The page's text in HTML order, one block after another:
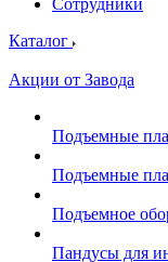
Сотрудники
Каталог
Акции от Завода
Подъемные
Подъемные
Подъемное
Пандусы для